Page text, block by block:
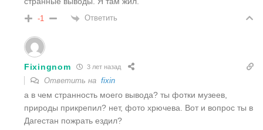
-1 Ответить
Fixingnom 3 лет назад
Ответить на fixin
а в чем странность моего вывода? ты фотки музеев,
природы прикрепил? нет, фото хрючева. Вот и вопрос ты в
Дагестан пожрать ездил?